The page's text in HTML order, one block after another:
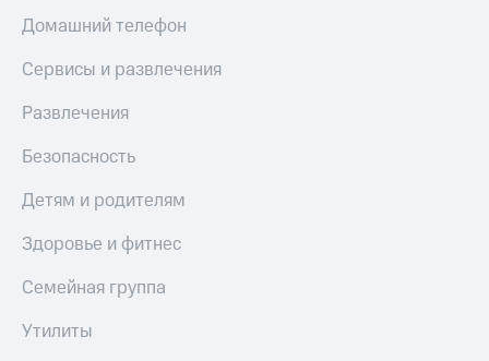
Домашний телефон
Сервисы и развлечения
Развлечения
Безопасность
Детям и родителям
Здоровье и фитнес
Семейная группа
Утилиты